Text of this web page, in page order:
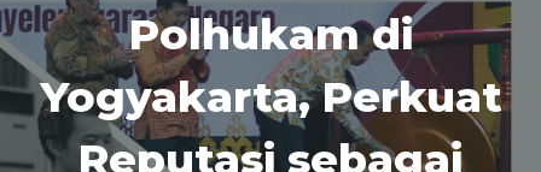
Polhukam di
Yogyakarta, Perkuat
Reputasi sebagai